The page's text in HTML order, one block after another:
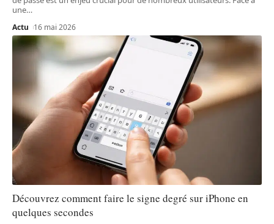
une…
Actu 16 mai 2026
Découvrez comment faire le signe degré sur iPhone en
quelques secondes